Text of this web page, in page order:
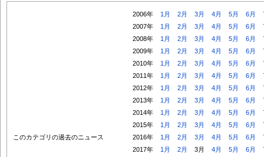
このカテゴリの過去のニュース
2006年 1月 2月 3月 4月 5月 6月
2007年
1月 2月 3月 4月 5月 6月
2008年
1月 2月 3月 4月 5月 6月
2009年
1月 2月 3月 4月 5月 6月
2010年
1月 2月 3月 4月 5月 6月
2011年
1月 2月 3月 4月 5月 6月
2012年
1月 2月 3月 4月 5月 6月
2013年
1月 2月 3月 4月 5月 6月
2014年
1月 2月 3月 4月 5月 6月
2015年
1月 2月 3月 4月 5月 6月
2016年
1月 2月 3月 4月 5月 6月
2017年
1月 2月 3月 4月 5月 6月